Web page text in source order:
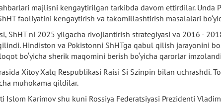
majlisni kengaytirilgan tarkibda davom ettirdilar.
faoliyatini kengaytirish va takomillashtirish masalalari
ShHT ni 2025 yilgacha rivojlantirish strategiyasi va 2016 -
Hindiston va Pokistonni ShHTga qabul qilish jarayonini
bo‘yicha sherik maqomini berish bo‘yicha qarorlar
Xitoy Xalq Respublikasi Raisi Si Szinpin bilan uchrashdi.
muhokama qildilar.
Islom Karimov shu kuni Rossiya Federatsiyasi Prezidenti